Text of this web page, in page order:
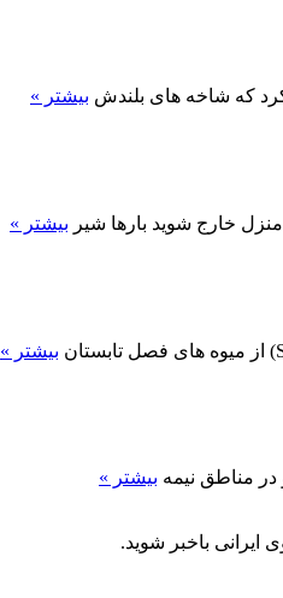
که شاخه های بلندش بیشتر »
خارج شوید بارها شیر بیشتر »
بیشتر »
بیشتر »
ایرانی باخبر شوید.